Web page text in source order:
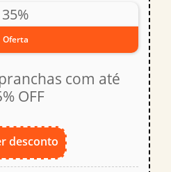
35%
Oferta
com até
OFF
desconto